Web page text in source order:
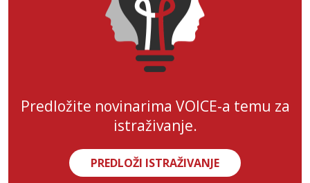
Predložite novinarima VOICE-a temu za
istraživanje.
PREDLOŽI ISTRAŽIVANJE